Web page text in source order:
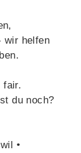
wir helfen
fair.
du noch?
•